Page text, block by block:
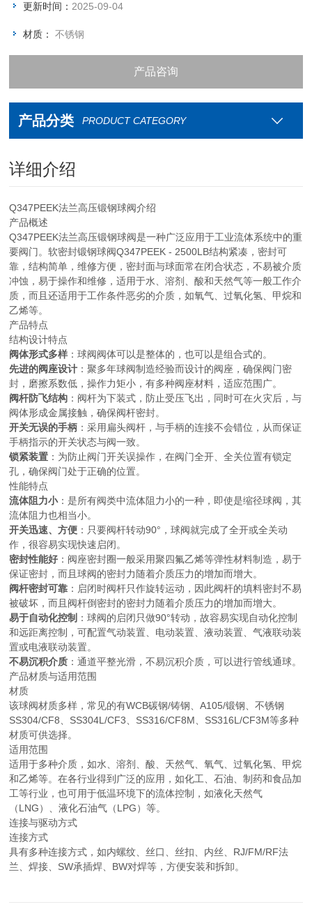
更新时间： 2025-09-04
材质： 不锈钢
产品咨询
资料下载
联系我们
产品分类 PRODUCT CATEGORY
详细介绍
Q347PEEK法兰高压锻钢球阀介绍
产品概述
Q347PEEK法兰高压锻钢球阀是一种广泛应用于工业流体系统中的重
要阀门。软密封锻钢球阀Q347PEEK - 2500LB结构紧凑，密封可
靠，结构简单，维修方便，密封面与球面常在闭合状态，不易被介质
冲蚀，易于操作和维修，适用于水、溶剂、酸和天然气等一般工作介
质，而且还适用于工作条件恶劣的介质，如氧气、过氧化氢、甲烷和
乙烯等。
产品特点
结构设计特点
阀体形式多样 ：球阀阀体可以是整体的，也可以是组合式的。
先进的阀座设计 ：聚多年球阀制造经验而设计的阀座，确保阀门密
封，磨擦系数低，操作力矩小，有多种阀座材料，适应范围广。
阀杆防飞结构 ：阀杆为下装式，防止受压飞出，同时可在火灾后，与
阀体形成金属接触，确保阀杆密封。
开关无误的手柄 ：采用扁头阀杆，与手柄的连接不会错位，从而保证
手柄指示的开关状态与阀一致。
锁紧装置 ：为防止阀门开关误操作，在阀门全开、全关位置有锁定
孔，确保阀门处于正确的位置。
性能特点
流体阻力小：是所有阀类中流体阻力小的一种，即使是缩径球阀，其
流体阻力也相当小。
开关迅速、方便 ：只要阀杆转动90°，球阀就完成了全开或全关动
作，很容易实现快速启闭。
密封性能好 ：阀座密封圈一般采用聚四氟乙烯等弹性材料制造，易于
保证密封，而且球阀的密封力随着介质压力的增加而增大。
阀杆密封可靠 ：启闭时阀杆只作旋转运动，因此阀杆的填料密封不易
被破坏，而且阀杆倒密封的密封力随着介质压力的增加而增大。
易于自动化控制 ：球阀的启闭只做90°转动，故容易实现自动化控制
和远距离控制，可配置气动装置、电动装置、液动装置、气液联动装
置或电液联动装置。
不易沉积介质 ：通道平整光滑，不易沉积介质，可以进行管线通球。
产品材质与适用范围
材质
该球阀材质多样，常见的有WCB碳钢/铸钢、A105/锻钢、不锈钢
SS304/CF8、SS304L/CF3、SS316/CF8M、SS316L/CF3M等多种
材质可供选择。
适用范围
适用于多种介质，如水、溶剂、酸、天然气、氧气、过氧化氢、甲烷
和乙烯等。在各行业得到广泛的应用，如化工、石油、制药和食品加
工等行业，也可用于低温环境下的流体控制，如液化天然气
（LNG）、液化石油气（LPG）等。
连接与驱动方式
连接方式
具有多种连接方式，如内螺纹、丝口、丝扣、内丝、RJ/FM/RF法
兰、焊接、SW承插焊、BW对焊等，方便安装和拆卸。